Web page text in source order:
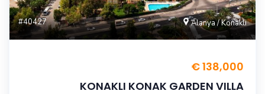
Alanya / Konaklı
#40427
138,000 €
KONAKLI KONAK GARDEN VILLA